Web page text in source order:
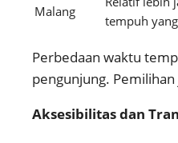
Malang
tempuh
Perbedaan waktu
pengunjung.
Aksesibilitas dan